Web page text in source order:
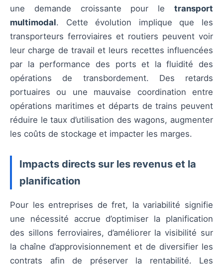
une demande croissante pour le transport
multimodal. Cette évolution implique que les
transporteurs ferroviaires et routiers peuvent voir
leur charge de travail et leurs recettes influencées
par la performance des ports et la fluidité des
opérations de transbordement. Des retards
portuaires ou une mauvaise coordination entre
opérations maritimes et départs de trains peuvent
réduire le taux d’utilisation des wagons, augmenter
les coûts de stockage et impacter les marges.
Impacts directs sur les revenus et la
planification
Pour les entreprises de fret, la variabilité signifie
une nécessité accrue d’optimiser la planification
des sillons ferroviaires, d’améliorer la visibilité sur
la chaîne d’approvisionnement et de diversifier les
contrats afin de préserver la rentabilité. Les